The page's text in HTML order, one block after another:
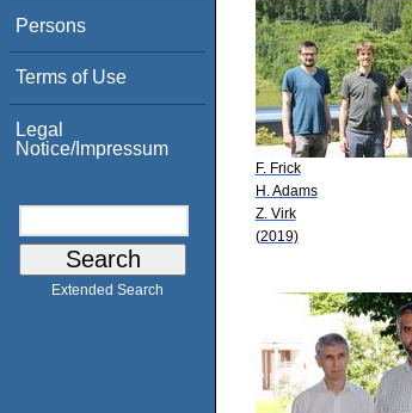
Persons
Terms of Use
Legal
Notice/Impressum
Extended Search
F. Frick
H. Adams
Z. Virk
(2019)